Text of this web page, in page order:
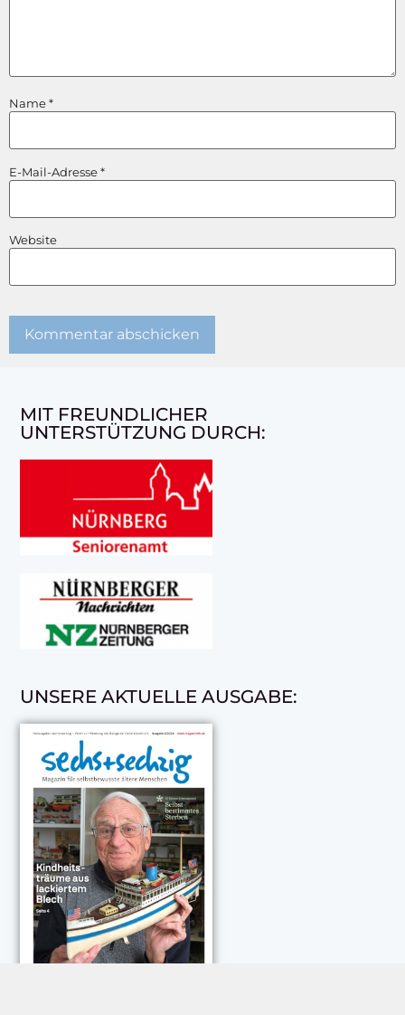
Name*
E-Mail-Adresse*
Website
MIT FREUNDLICHER
UNTERSTÜTZUNG DURCH:
UNSERE AKTUELLE AUSGABE: